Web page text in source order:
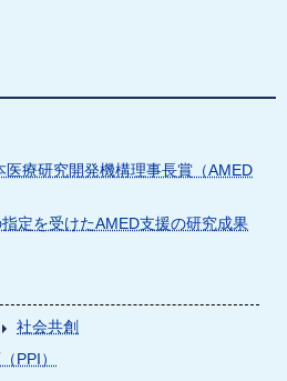
医療研究開発機構理事長賞（AMED
定を受けたAMED支援の研究成果
社会共創
PPI）